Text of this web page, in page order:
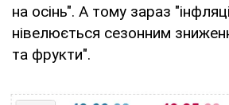
на осінь". А тому зараз
нівелюється сезонним
та фрукти".